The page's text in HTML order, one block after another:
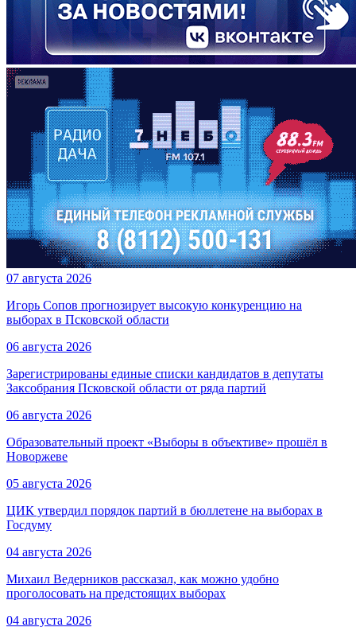
07 августа 2026
Игорь Сопов прогнозирует высокую конкуренцию на
выборах в Псковской области
06 августа 2026
Зарегистрированы единые списки кандидатов в депутаты
Заксобрания Псковской области от ряда партий
06 августа 2026
Образовательный проект «Выборы в объективе» прошёл в
Новоржеве
05 августа 2026
ЦИК утвердил порядок партий в бюллетене на выборах в
Госдуму
04 августа 2026
Михаил Ведерников рассказал, как можно удобно
проголосовать на предстоящих выборах
04 августа 2026